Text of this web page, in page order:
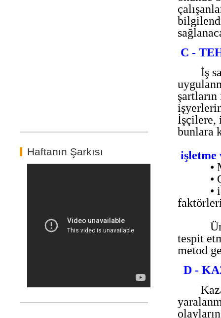
Haftanın Şarkısı
C -
İş
İşçilere,
bunlara
işletme
•
•
•
tespit
metod
D -